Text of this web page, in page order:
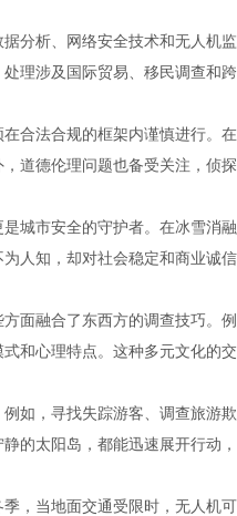
分析、网络安全技术和无人机
理涉及国际贸易、移民调查和
合法合规的框架内谨慎进行。
道德伦理问题也备受关注，侦
城市安全的守护者。在冰雪消
人知，却对社会稳定和商业诚
面融合了东西方的调查技巧。例
和心理特点。这种多元文化的交
如，寻找失踪游客、调查旅游欺
的太阳岛，都能迅速展开行动
，当地面交通受限时，无人机